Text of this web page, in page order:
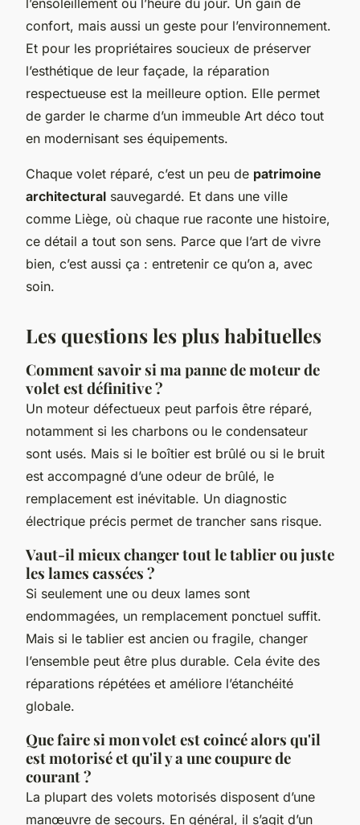
l’ensoleillement ou l’heure du jour. Un gain de
confort, mais aussi un geste pour l’environnement.
Et pour les propriétaires soucieux de préserver
l’esthétique de leur façade, la réparation
respectueuse est la meilleure option. Elle permet
de garder le charme d’un immeuble Art déco tout
en modernisant ses équipements.
Chaque volet réparé, c’est un peu de patrimoine
architectural sauvegardé. Et dans une ville
comme Liège, où chaque rue raconte une histoire,
ce détail a tout son sens. Parce que l’art de vivre
bien, c’est aussi ça : entretenir ce qu’on a, avec
soin.
Les questions les plus habituelles
Comment savoir si ma panne de moteur de
volet est définitive ?
Un moteur défectueux peut parfois être réparé,
notamment si les charbons ou le condensateur
sont usés. Mais si le boîtier est brûlé ou si le bruit
est accompagné d’une odeur de brûlé, le
remplacement est inévitable. Un diagnostic
électrique précis permet de trancher sans risque.
Vaut-il mieux changer tout le tablier ou juste
les lames cassées ?
Si seulement une ou deux lames sont
endommagées, un remplacement ponctuel suffit.
Mais si le tablier est ancien ou fragile, changer
l’ensemble peut être plus durable. Cela évite des
réparations répétées et améliore l’étanchéité
globale.
Que faire si mon volet est coincé alors qu'il
est motorisé et qu'il y a une coupure de
courant ?
La plupart des volets motorisés disposent d’une
manœuvre de secours. En général, il s’agit d’un